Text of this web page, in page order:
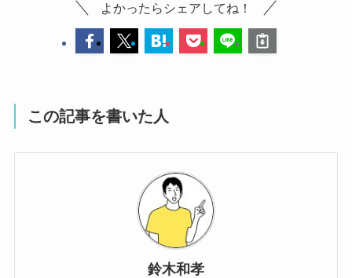
よかったらシェアしてね！
この記事を書いた人
鈴木和孝